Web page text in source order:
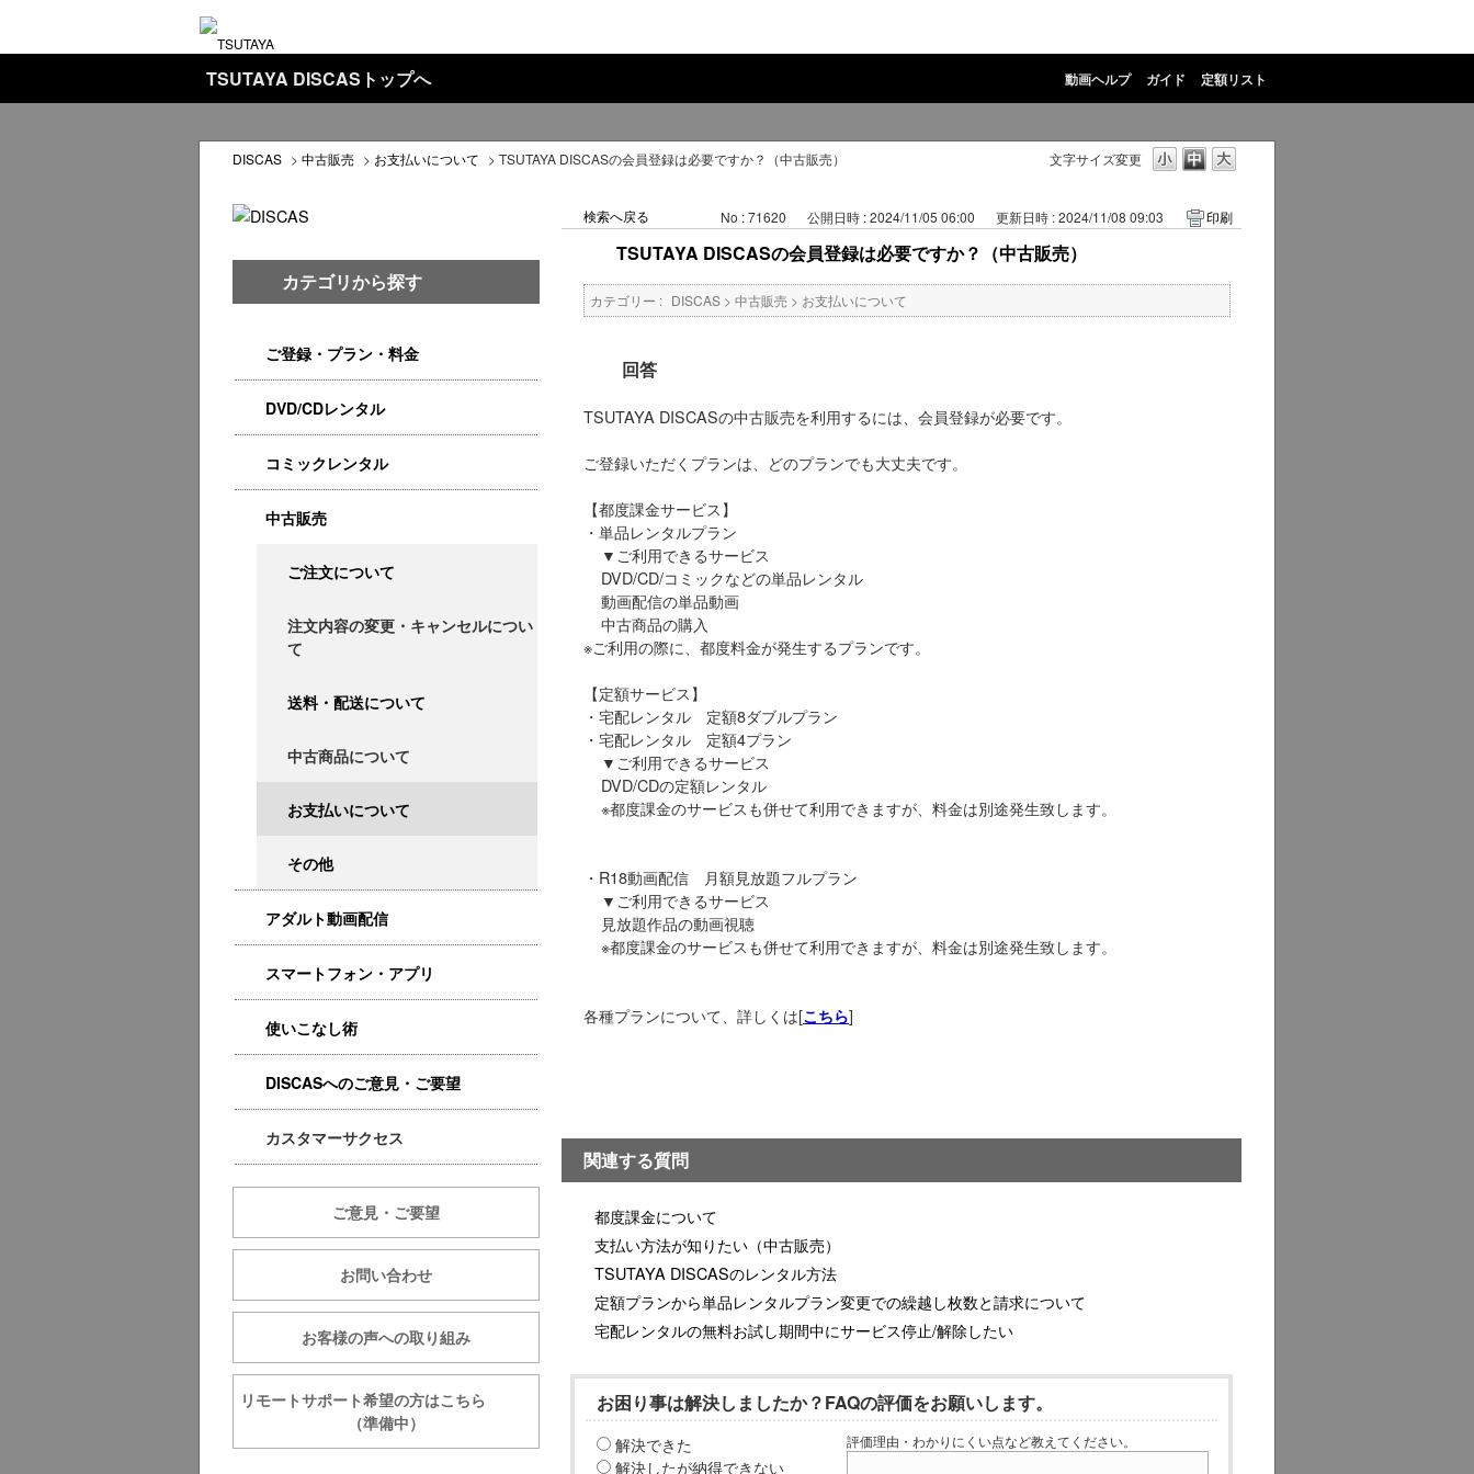
TSUTAYA DISCASトップへ 動画ヘルプ ガイド 定額リスト
文字サイズ変更
DISCAS > 中古販売 > お支払いについて > TSUTAYA DISCASの会員登録は必要ですか？（中古販売）
カテゴリから探す
ご登録・プラン・料金
DVD/CDレンタル
コミックレンタル
中古販売
ご注文について
注文内容の変更・キャンセルについ
て
送料・配送について
中古商品について
お支払いについて
その他
アダルト動画配信
スマートフォン・アプリ
使いこなし術
DISCASへのご意見・ご要望
カスタマーサクセス
ご意見・ご要望
お問い合わせ
お客様の声への取り組み
リモートサポート希望の方はこちら
（準備中）
検索へ戻る No : 71620 公開日時 : 2024/11/05 06:00 更新日時 : 2024/11/08 09:03 印刷
TSUTAYA DISCASの会員登録は必要ですか？（中古販売）
カテゴリー : DISCAS > 中古販売 > お支払いについて
回答
TSUTAYA DISCASの中古販売を利用するには、会員登録が必要です。
ご登録いただくプランは、どのプランでも大丈夫です。
【都度課金サービス】
・単品レンタルプラン
▼ご利用できるサービス
DVD/CD/コミックなどの単品レンタル
動画配信の単品動画
中古商品の購入
※ご利用の際に、都度料金が発生するプランです。
【定額サービス】
・宅配レンタル 定額8ダブルプラン
・宅配レンタル 定額4プラン
▼ご利用できるサービス
DVD/CDの定額レンタル
※都度課金のサービスも併せて利用できますが、料金は別途発生致します。
・R18動画配信 月額見放題フルプラン
▼ご利用できるサービス
見放題作品の動画視聴
※都度課金のサービスも併せて利用できますが、料金は別途発生致します。
各種プランについて、詳しくは[こちら]
関連する質問
都度課金について
支払い方法が知りたい（中古販売）
TSUTAYA DISCASのレンタル方法
定額プランから単品レンタルプラン変更での繰越し枚数と請求について
宅配レンタルの無料お試し期間中にサービス停止/解除したい
お困り事は解決しましたか？FAQの評価をお願いします。
解決できた
解決したが納得できない
評価理由・わかりにくい点など教えてください。